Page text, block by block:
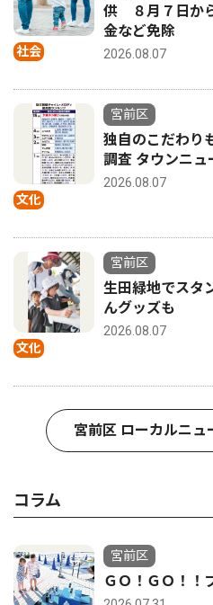
社会
供 ８月７日か
金など免除
2026.08.07
文化
宮前区
独自のこだわり
調査 タウンニュ
2026.08.07
文化
宮前区
生田緑地でスタ
んグッズも
2026.08.07
宮前区 ローカルニュ
コラム
宮前区
ＧＯ！ＧＯ！！